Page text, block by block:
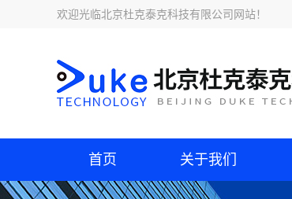
欢迎光临北京杜克泰克科技有限公司网站！
首页 关于我们